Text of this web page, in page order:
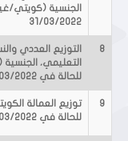
الجنسية (كويتي/
31/03/2022
8
التوزيع العددي
التعليمي،
للحالة في 31/03/2022
9
توزيع العمالة
للحالة في 31/03/2022